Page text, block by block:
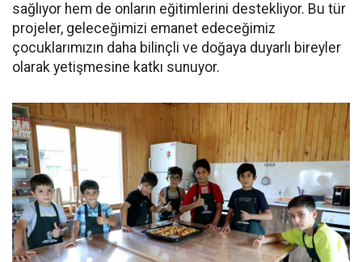
sağlıyor hem de onların eğitimlerini destekliyor. Bu tür
projeler, geleceğimizi emanet edeceğimiz
çocuklarımızın daha bilinçli ve doğaya duyarlı bireyler
olarak yetişmesine katkı sunuyor.